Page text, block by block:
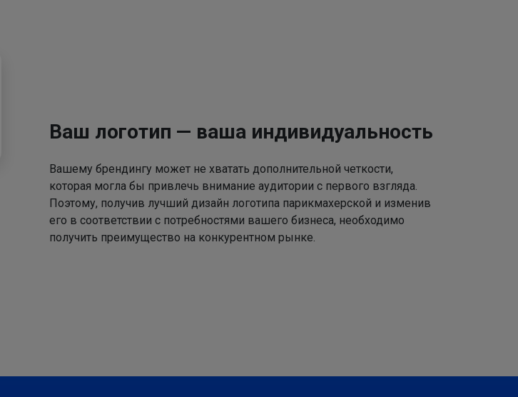
Ваш логотип — ваша индивидуальность
Вашему брендингу может не хватать дополнительной четкости,
которая могла бы привлечь внимание аудитории с первого взгляда.
Поэтому, получив лучший дизайн логотипа парикмахерской и изменив
его в соответствии с потребностями вашего бизнеса, необходимо
получить преимущество на конкурентном рынке.